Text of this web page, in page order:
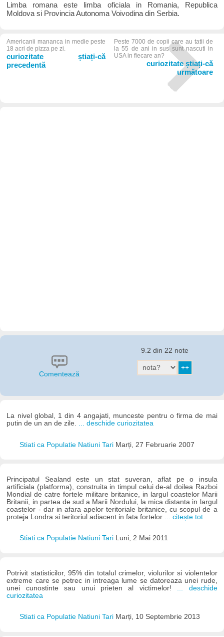
Limba romana este limba oficiala in Romania, Republica
Moldova si Provincia Autonoma Voivodina din Serbia.
Americanii mananca in medie peste
18 acri de pizza pe zi.
curiozitate știați-că
precedentă
Peste 7000 de copii care au tatii de
la 55 de ani in sus sunt nascuti in
USA in fiecare an?
curiozitate știați-că
următoare
Comentează
9.2 din 22 note
La nivel global, 1 din 4 angajati, munceste pentru o firma de mai
putin de un an de zile. ... deschide curiozitatea
Stiati ca Populatie Natiuni Tari Marți, 27 Februarie 2007
Principatul Sealand este un stat suveran, aflat pe o insula
artificiala (platforma), construita in timpul celui de-al doilea Razboi
Mondial de catre fortele militare britanice, in largul coastelor Marii
Britanii, in partea de sud a Marii Nordului, la mica distanta in largul
coastelor - dar in afara apelor teritoriale britanice, cu scopul de a
proteja Londra si teritoriul adiacent in fata fortelor ... citește tot
Stiati ca Populatie Natiuni Tari Luni, 2 Mai 2011
Potrivit statisticilor, 95% din totalul crimelor, violurilor si violentelor
extreme care se petrec in intreaga lume se datoreaza unei rude,
unei cunostinte sau unui prieten al victimelor!
... deschide
curiozitatea
Stiati ca Populatie Natiuni Tari Marți, 10 Septembrie 2013